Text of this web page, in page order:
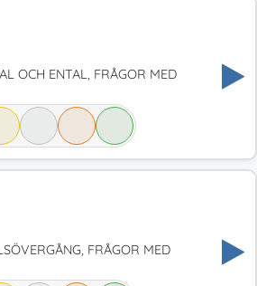
OCH ENTAL, FRÅGOR MED
FRÅGOR MED